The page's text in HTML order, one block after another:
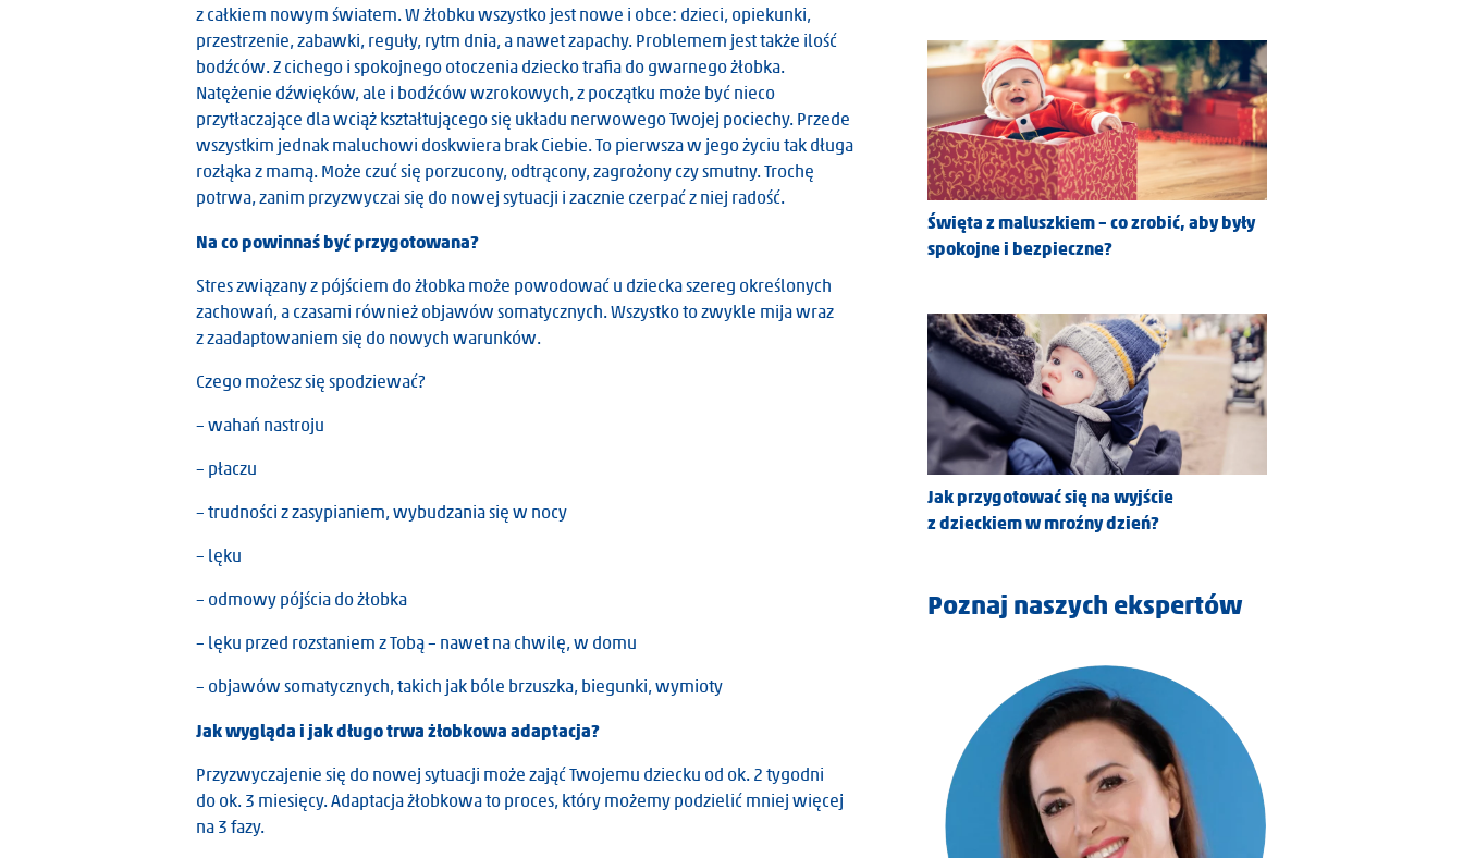
z całkiem nowym światem. W żłobku wszystko jest nowe i obce: dzieci, opiekunki,
przestrzenie, zabawki, reguły, rytm dnia, a nawet zapachy. Problemem jest także ilość
bodźców. Z cichego i spokojnego otoczenia dziecko trafia do gwarnego żłobka.
Natężenie dźwięków, ale i bodźców wzrokowych, z początku może być nieco
przytłaczające dla wciąż kształtującego się układu nerwowego Twojej pociechy. Przede
wszystkim jednak maluchowi doskwiera brak Ciebie. To pierwsza w jego życiu tak długa
rozłąka z mamą. Może czuć się porzucony, odtrącony, zagrożony czy smutny. Trochę
potrwa, zanim przyzwyczai się do nowej sytuacji i zacznie czerpać z niej radość.
Na co powinnaś być przygotowana?
Stres związany z pójściem do żłobka może powodować u dziecka szereg określonych
zachowań, a czasami również objawów somatycznych. Wszystko to zwykle mija wraz
z zaadaptowaniem się do nowych warunków.
Czego możesz się spodziewać?
– wahań nastroju
– płaczu
– trudności z zasypianiem, wybudzania się w nocy
– lęku
– odmowy pójścia do żłobka
– lęku przed rozstaniem z Tobą – nawet na chwilę, w domu
– objawów somatycznych, takich jak bóle brzuszka, biegunki, wymioty
Jak wygląda i jak długo trwa żłobkowa adaptacja?
Przyzwyczajenie się do nowej sytuacji może zająć Twojemu dziecku od ok. 2 tygodni
do ok. 3 miesięcy. Adaptacja żłobkowa to proces, który możemy podzielić mniej więcej
na 3 fazy.
Święta z maluszkiem – co zrobić, aby były
spokojne i bezpieczne?
Jak przygotować się na wyjście
z dzieckiem w mroźny dzień?
Poznaj naszych ekspertów